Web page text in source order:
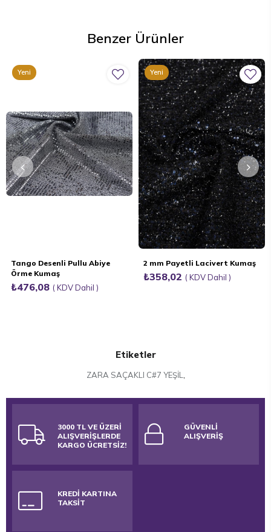
Benzer Ürünler
Tango Desenli Pullu Abiye
Örme Kumaş
₺476,08 KDV Dahil
Yeni
2 mm Payetli Lacivert Kumaş
₺358,02 KDV Dahil
Yeni
Ürün
Etiketler
ZARA SAÇAKLI C#7 YEŞİL
3000 TL VE ÜZERİ
ALIŞVERİŞLERDE
KARGO ÜCRETSİZ!
GÜVENLİ
ALIŞVERİŞ
KREDİ KARTINA
TAKSİT